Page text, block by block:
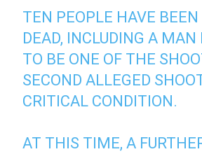
TEN PEOPLE HAVE
DEAD, INCLUDING A MAN
TO BE ONE OF THE
SECOND ALLEGED
CRITICAL CONDITION.
AT THIS TIME, A